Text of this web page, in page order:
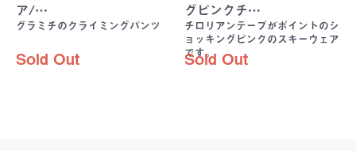
ア/…
グラミチのクライミングパンツ
Sold Out
グピンクチ…
チロリアンテープがポイントのシ
ョッキングピンクのスキーウェア
です。
Sold Out